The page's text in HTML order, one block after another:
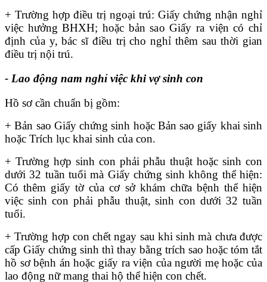
+ Trường hợp điều trị ngoại trú: Giấy chứng nhận nghỉ
việc hưởng BHXH; hoặc bản sao Giấy ra viện có chỉ
định của y, bác sĩ điều trị cho nghỉ thêm sau thời gian
điều trị nội trú.
- Lao động nam nghỉ việc khi vợ sinh con
Hồ sơ cần chuẩn bị gồm:
+ Bản sao Giấy chứng sinh hoặc Bản sao giấy khai sinh
hoặc Trích lục khai sinh của con.
+ Trường hợp sinh con phải phẫu thuật hoặc sinh con
dưới 32 tuần tuổi mà Giấy chứng sinh không thể hiện:
Có thêm giấy tờ của cơ sở khám chữa bệnh thể hiện
việc sinh con phải phẫu thuật, sinh con dưới 32 tuần
tuổi.
+ Trường hợp con chết ngay sau khi sinh mà chưa được
cấp Giấy chứng sinh thì thay bằng trích sao hoặc tóm tắt
hồ sơ bệnh án hoặc giấy ra viện của người mẹ hoặc của
lao động nữ mang thai hộ thể hiện con chết.